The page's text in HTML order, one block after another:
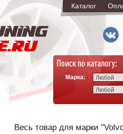
Каталог
Марка:
Любой
Любой
Весь товар для марки